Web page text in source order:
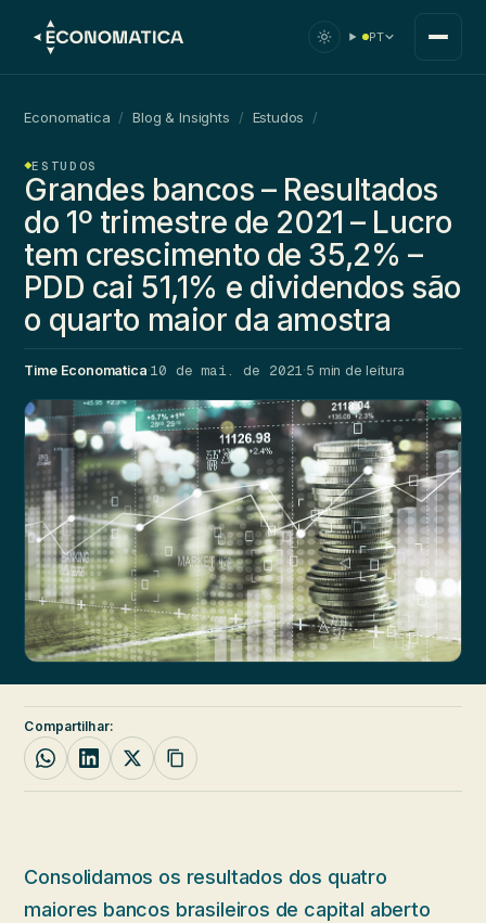
PT
Economatica / Blog & Insights / Estudos /
ESTUDOS
Grandes bancos – Resultados
do 1º trimestre de 2021 – Lucro
tem crescimento de 35,2% –
PDD cai 51,1% e dividendos são
o quarto maior da amostra
Time Economatica·10 de mai. de 2021·5 min de leitura
Compartilhar:
Consolidamos os resultados dos quatro
maiores bancos brasileiros de capital aberto